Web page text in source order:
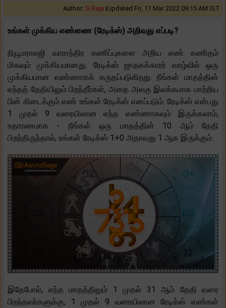
Author: S Raja |Updated Fri, 11 Mar 2022 09:15 AM IST
உங்கள் முக்கிய எண்ணை (ரேடிக்ஸ்) அறிவது எப்படி?
நியூமராலஜி வாராந்திர கணிப்புகளை அறிய எண் கணிதம்
மிகவும் முக்கியமானது. ரேடிக்ஸ் ஜாதகக்காரர் வாழ்வில் ஒரு
முக்கியமான எண்ணாகக் கருதப்படுகிறது. நீங்கள் மாதத்தின்
எந்தத் தேதியிலும் பிறந்தீர்கள், அதை அலகு இலக்கமாக மாற்றிய
பின் கிடைக்கும் எண் உங்கள் ரேடிக்ஸ் எனப்படும். ரேடிக்ஸ் என்பது
1 முதல் 9 வரையிலான எந்த எண்ணாகவும் இருக்கலாம்,
உதாரணமாக - நீங்கள் ஒரு மாதத்தின் 10 ஆம் தேதி
பிறந்திருந்தால், உங்கள் ரேடிக்ஸ் 1+0 அதாவது 1 ஆக இருக்கும்.
இதேபோல், எந்த மாதத்திலும் 1 முதல் 31 ஆம் தேதி வரை
பிறந்தவர்களுக்கு, 1 முதல் 9 வரையிலான ரேடிக்ஸ் எண்கள்